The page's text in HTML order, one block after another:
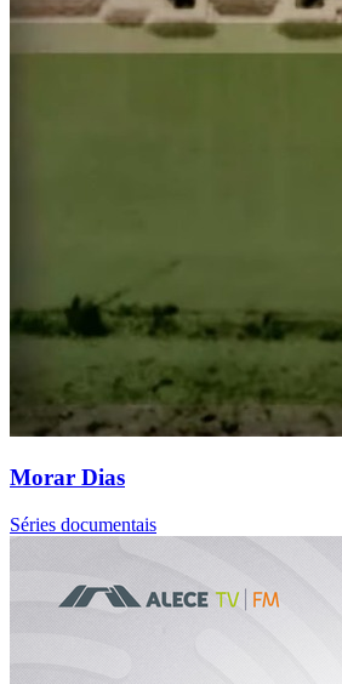
Morar Dias
Séries documentais